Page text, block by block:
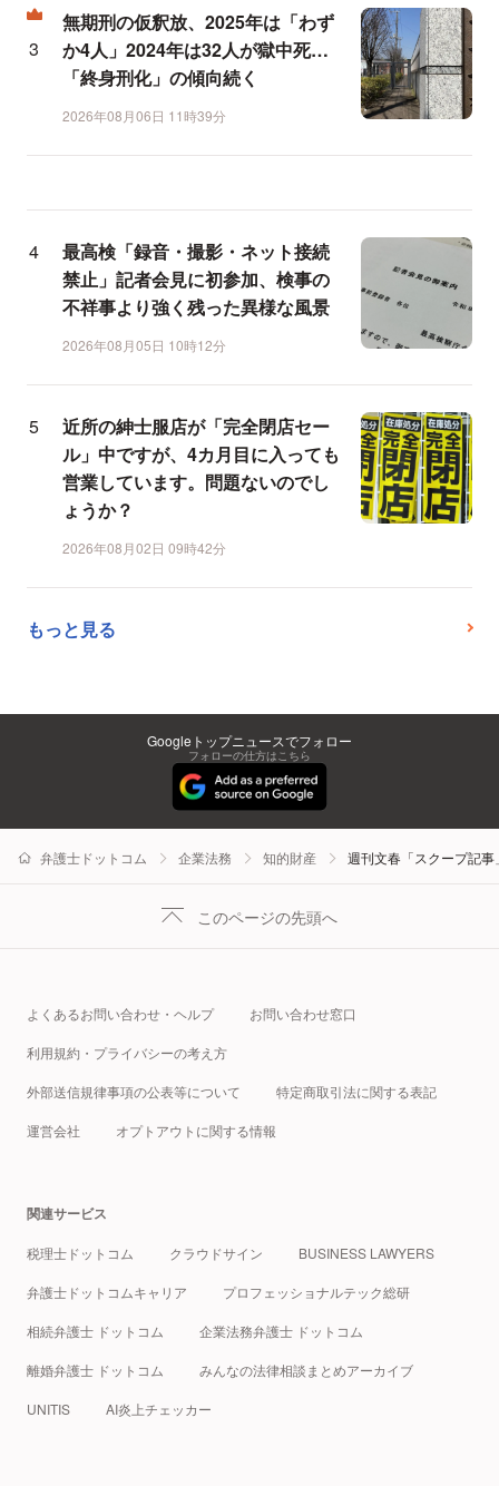
無期刑の仮釈放、2025年は「わず
か4人」2024年は32人が獄中死…
「終身刑化」の傾向続く
2026年08月06日 11時39分
最高検「録音・撮影・ネット接続
禁止」記者会見に初参加、検事の
不祥事より強く残った異様な風景
2026年08月05日 10時12分
近所の紳士服店が「完全閉店セー
ル」中ですが、4カ月目に入っても
営業しています。問題ないのでし
ょうか？
2026年08月02日 09時42分
もっと見る
Googleトップニュースでフォロー
フォローの仕方はこちら
弁護士ドットコム 企業法務 知的財産 週刊文春「スクープ記
このページの先頭へ
よくあるお問い合わせ・ヘルプ お問い合わせ窓口
利用規約・プライバシーの考え方
外部送信規律事項の公表等について 特定商取引法に関する表記
運営会社 オプトアウトに関する情報
関連サービス
税理士ドットコム クラウドサイン BUSINESS LAWYERS
弁護士ドットコムキャリア プロフェッショナルテック総研
相続弁護士 ドットコム 企業法務弁護士 ドットコム
離婚弁護士 ドットコム みんなの法律相談まとめアーカイブ
UNITIS AI炎上チェッカー